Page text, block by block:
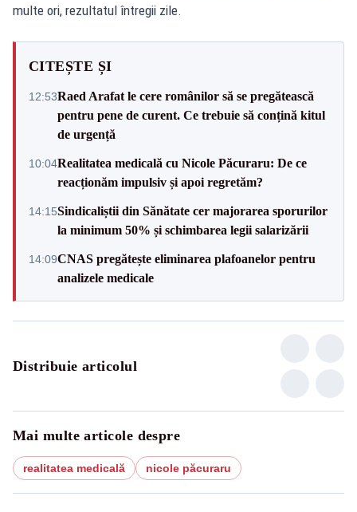
multe ori, rezultatul întregii zile.
CITEȘTE ȘI
12:53Raed Arafat le cere românilor să se pregătească
pentru pene de curent. Ce trebuie să conțină kitul
de urgență
10:04Realitatea medicală cu Nicole Păcuraru: De ce
reacționăm impulsiv și apoi regretăm?
14:15Sindicaliștii din Sănătate cer majorarea sporurilor
la minimum 50% și schimbarea legii salarizării
14:09CNAS pregătește eliminarea plafoanelor pentru
analizele medicale
Distribuie articolul
Mai multe articole despre
realitatea medicală nicole păcuraru